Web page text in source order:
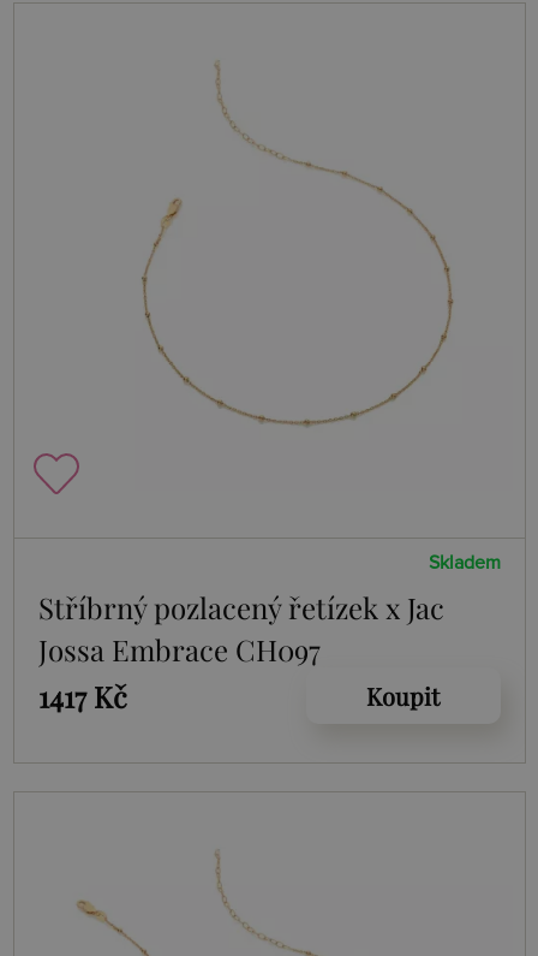
Skladem
Stříbrný pozlacený řetízek x Jac
Jossa Embrace CH097
1417 Kč
Koupit